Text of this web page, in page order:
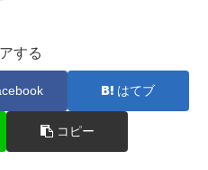
する
はてブ
コピー